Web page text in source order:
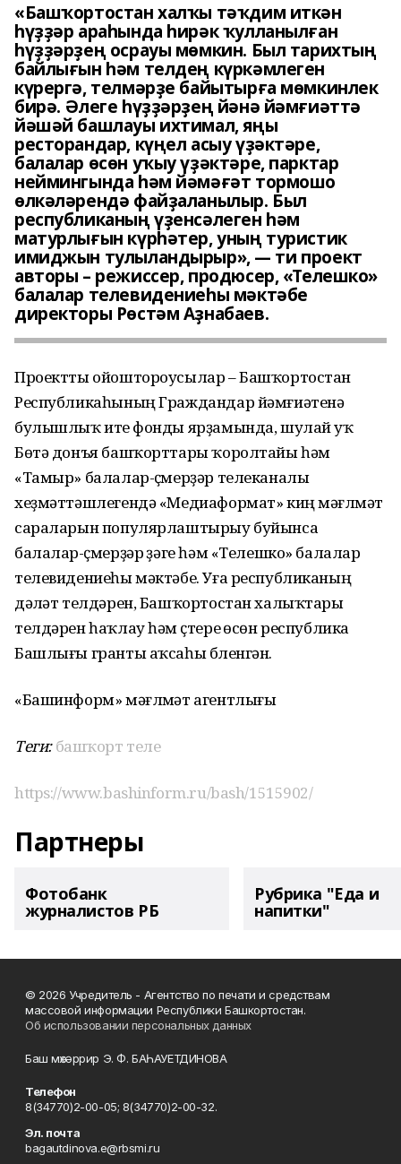
«Башҡортостан халҡы тәҡдим иткән
һүҙҙәр араһында һирәк ҡулланылған
һүҙҙәрҙең осрауы мөмкин. Был тарихтың
байлығын һәм телдең күркәмлеген
күрергә, телмәрҙе байытырға мөмкинлек
бирә. Әлеге һүҙҙәрҙең йәнә йәмғиәттә
йәшәй башлауы ихтимал, яңы
ресторандар, күңел асыу үҙәктәре,
балалар өсөн уҡыу үҙәктәре, парктар
неймингында һәм йәмәғәт тормошо
өлкәләрендә файҙаланылыр. Был
республиканың үҙенсәлеген һәм
матурлығын күрһәтер, уның туристик
имиджын тулыландырыр», — ти проект
авторы – режиссер, продюсер, «Телешко»
балалар телевидениеһы мәктәбе
директоры Рөстәм Аҙнабаев.
Проектты ойоштороусылар – Башҡортостан
Республикаһының Граждандар йәмғиәтенә
булышлыҡ итеү фонды ярҙамында, шулай уҡ
Бөтә донъя башҡорттары ҡоролтайы һәм
«Тамыр» балалар-үҫмерҙәр телеканалы
хеҙмәттәшлегендә «Медиаформат» киң мәғлүмәт
сараларын популярлаштырыу буйынса
балалар-үҫмерҙәр үҙәге һәм «Телешко» балалар
телевидениеһы мәктәбе. Уға республиканың
дәүләт телдәрен, Башҡортостан халыҡтары
телдәрен һаҡлау һәм үҫтереү өсөн республика
Башлығы гранты аҡсаһы бүленгән.
«Башинформ» мәғлүмәт агентлығы
Теги: башҡорт теле
https://www.bashinform.ru/bash/1515902/
Партнеры
Фотобанк
журналистов РБ
Рубрика "Еда и
напитки"
© 2026 Учредитель - Агентство по печати и средствам
массовой информации Республики Башкортостан.
Об использовании персональных данных
Баш мөхәррир Э. Ф. БАҺАУЕТДИНОВА
Телефон
8(34770)2-00-05; 8(34770)2-00-32.
Эл. почта
bagautdinova.e@rbsmi.ru